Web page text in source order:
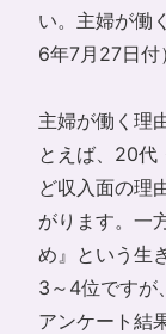
い。主婦が働
6年7月27日付）
主婦が働く理
とえば、20代
ど収入面の理
がります。一
め』という生
3～4位ですが
アンケート結